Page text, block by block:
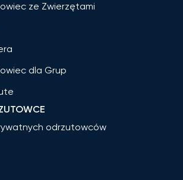
ze Zwierzętami
dla Grup
odrzutowców